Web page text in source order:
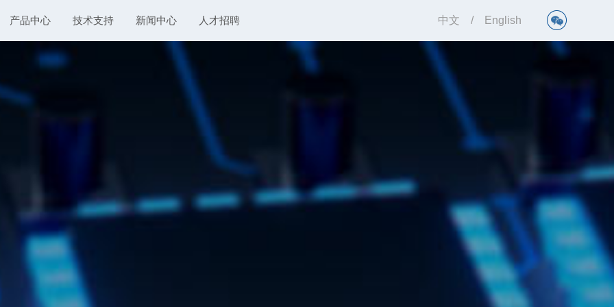
产品中心 技术支持 新闻中心 人才招聘 中文 / English